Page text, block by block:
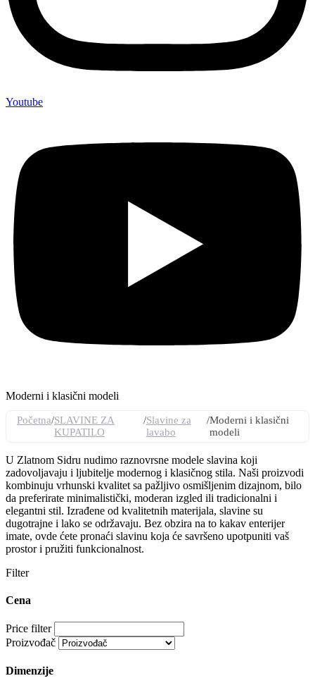
Youtube
Moderni i klasični modeli
Početna/SLAVINE ZA
KUPATILO
/Slavine za
lavabo
/Moderni i klasični
modeli
U Zlatnom Sidru nudimo raznovrsne modele slavina koji
zadovoljavaju i ljubitelje modernog i klasičnog stila. Naši proizvodi
kombinuju vrhunski kvalitet sa pažljivo osmišljenim dizajnom, bilo
da preferirate minimalistički, moderan izgled ili tradicionalni i
elegantni stil. Izrađene od kvalitetnih materijala, slavine su
dugotrajne i lako se održavaju. Bez obzira na to kakav enterijer
imate, ovde ćete pronaći slavinu koja će savršeno upotpuniti vaš
prostor i pružiti funkcionalnost.
Filter
Cena
Price filter
Proizvođač
Dimenzije